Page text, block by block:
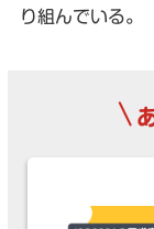
り組んでいる。
\